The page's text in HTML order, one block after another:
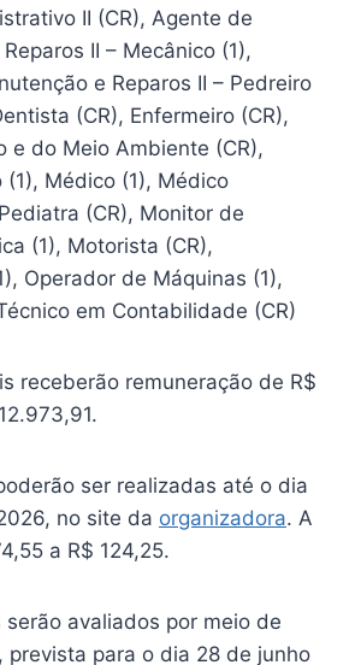
II (CR), Agente de
II – Mecânico (1),
e Reparos II – Pedreiro
(CR), Enfermeiro (CR),
e do Meio Ambiente (CR),
(1), Médico (1), Médico
(CR), Monitor de
(1), Motorista (CR),
Operador de Máquinas (1),
em Contabilidade (CR)
receberão remuneração de R$
ser realizadas até o dia
no site da organizadora. A
a R$ 124,25.
avaliados por meio de
prevista para o dia 28 de junho